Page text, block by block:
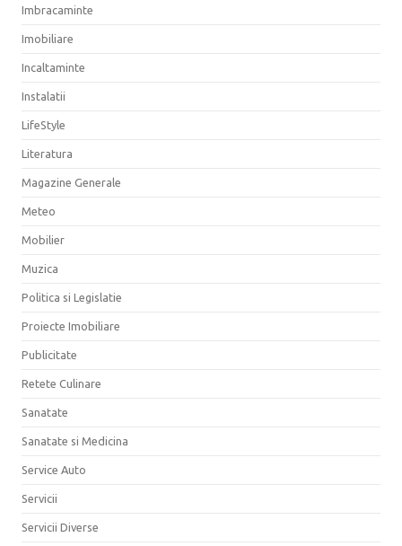
Imbracaminte
Imobiliare
Incaltaminte
Instalatii
LifeStyle
Literatura
Magazine Generale
Meteo
Mobilier
Muzica
Politica si Legislatie
Proiecte Imobiliare
Publicitate
Retete Culinare
Sanatate
Sanatate si Medicina
Service Auto
Servicii
Servicii Diverse